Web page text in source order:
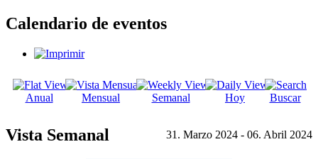
Calendario de eventos
Anual Mensual Semanal Hoy Buscar
Vista Semanal 31. Marzo 2024 - 06. Abril 2024